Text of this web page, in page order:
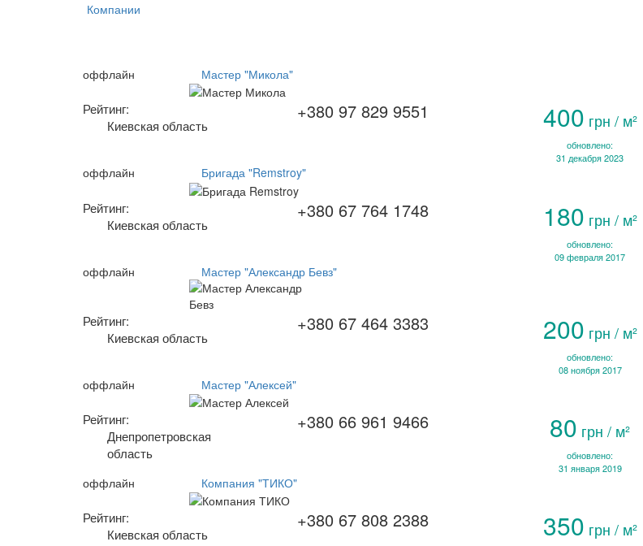
Компании
оффлайн Мастер "Микола"
Рейтинг:
Киевская область
+380 97 829 9551 400 грн / м²
обновлено:
31 декабря 2023
оффлайн Бригада "Remstroy"
Рейтинг:
Киевская область
+380 67 764 1748 180 грн / м²
обновлено:
09 февраля 2017
оффлайн Мастер "Александр Бевз"
Рейтинг:
Киевская область
+380 67 464 3383 200 грн / м²
обновлено:
08 ноября 2017
оффлайн Мастер "Алексей"
Рейтинг:
Днепропетровская
область
+380 66 961 9466 80 грн / м²
обновлено:
31 января 2019
оффлайн Компания "ТИКО"
Рейтинг:
Киевская область
+380 67 808 2388 350 грн / м²